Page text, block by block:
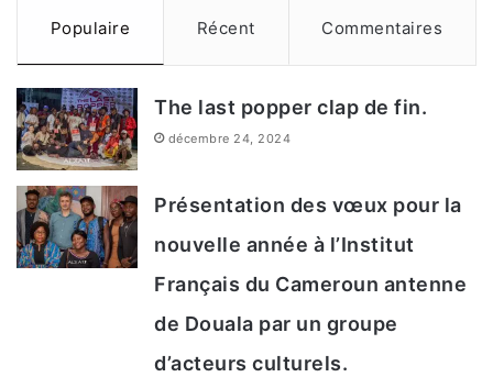
Populaire Récent Commentaires
The last popper clap de fin.
décembre 24, 2024
Présentation des vœux pour la
nouvelle année à l’Institut
Français du Cameroun antenne
de Douala par un groupe
d’acteurs culturels.